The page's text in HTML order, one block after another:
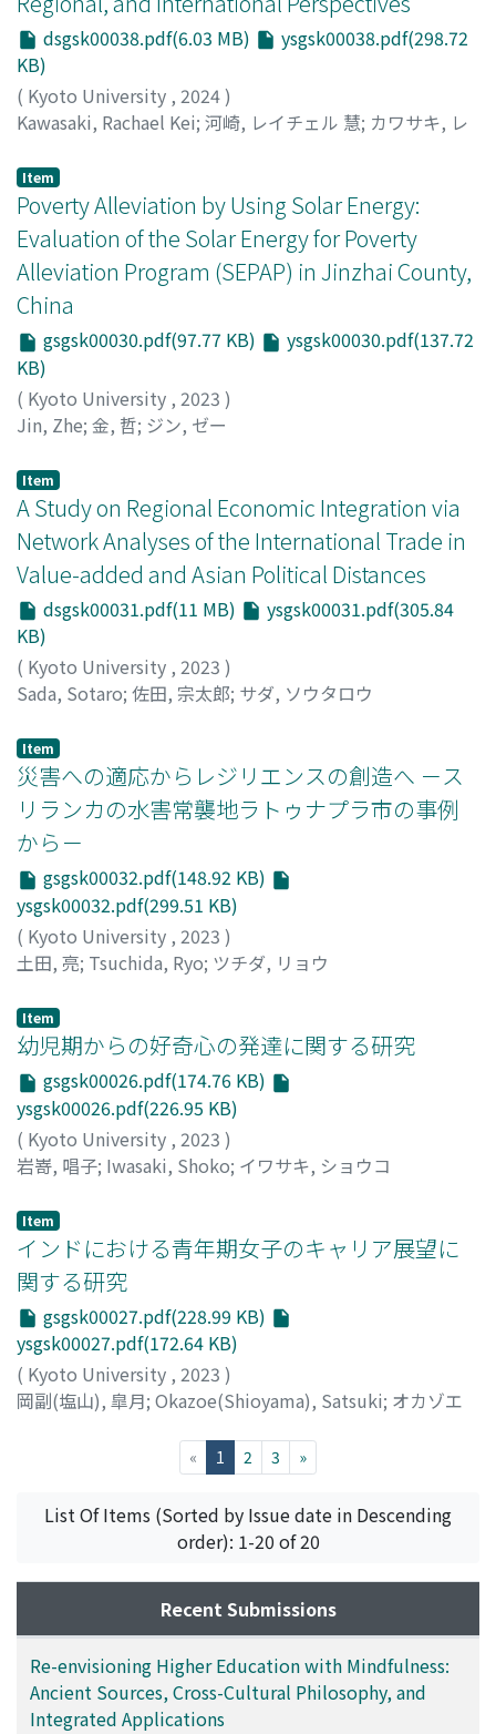
dsgsk00038.pdf(6.03 MB)
ysgsk00038.pdf(298.72
KB)
( Kyoto University , 2024)
Kawasaki, Rachael Kei; 河崎, レイチェル 慧; カワサキ, レ
Item
Poverty Alleviation by Using Solar Energy:
Evaluation of the Solar Energy for Poverty
Alleviation Program (SEPAP) in Jinzhai County,
China
gsgsk00030.pdf(97.77 KB)
ysgsk00030.pdf(137.72
KB)
( Kyoto University , 2023 )
Jin, Zhe; 金, 哲; ジン, ゼー
Item
A Study on Regional Economic Integration via
Network Analyses of the International Trade in
Value-added and Asian Political Distances
dsgsk00031.pdf(11 MB)
ysgsk00031.pdf(305.84
KB)
( Kyoto University , 2023 )
Sada, Sotaro; 佐田, 宗太郎; サダ, ソウタロウ
Item
災害への適応からレジリエンスの創造へ －ス
リランカの水害常襲地ラトゥナプラ市の事例
から－
gsgsk00032.pdf(148.92 KB)
ysgsk00032.pdf(299.51 KB)
( Kyoto University , 2023 )
土田, 亮; Tsuchida, Ryo; ツチダ, リョウ
Item
幼児期からの好奇心の発達に関する研究
gsgsk00026.pdf(174.76 KB)
ysgsk00026.pdf(226.95 KB)
( Kyoto University , 2023 )
岩嵜, 唱子; Iwasaki, Shoko; イワサキ, ショウコ
Item
インドにおける青年期女子のキャリア展望に
関する研究
gsgsk00027.pdf(228.99 KB)
ysgsk00027.pdf(172.64 KB)
( Kyoto University , 2023 )
岡副(塩山), 皐月; Okazoe(Shioyama), Satsuki; オカゾエ
« 1 (current)
2 3 »
List Of Items (Sorted by Issue date in Descending
order): 1-20 of 20
Recent Submissions
Re-envisioning Higher Education with Mindfulness:
Ancient Sources, Cross-Cultural Philosophy, and
Integrated Applications